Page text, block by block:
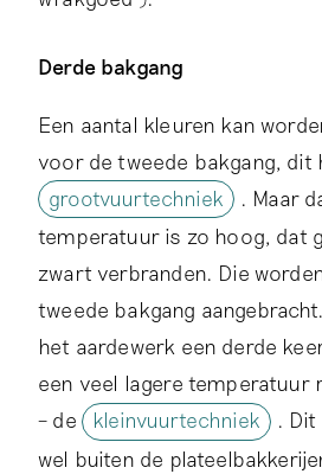
Derde bakgang
Een aantal kleuren kan
voor de tweede bakgang, dit
grootvuurtechniek
. Maar
temperatuur is zo hoog, dat
zwart verbranden. Die
tweede bakgang
het aardewerk een derde
een veel lagere temperatuur
– de
kleinvuurtechniek
.
wel buiten de